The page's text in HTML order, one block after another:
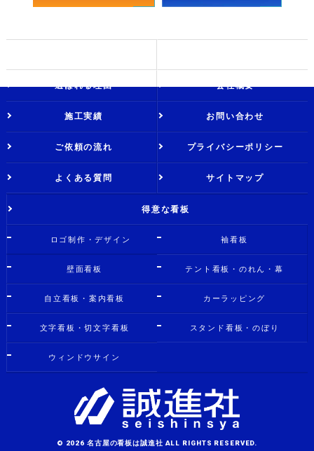
選ばれる理由 会社概要
施工実績 お問い合わせ
ご依頼の流れ プライバシーポリシー
よくある質問 サイトマップ
得意な看板
ロゴ制作・デザイン 袖看板
壁面看板 テント看板・のれん・幕
自立看板・案内看板 カーラッピング
文字看板・切文字看板 スタンド看板・のぼり
ウィンドウサイン
© 2026 名古屋の看板は誠進社 ALL RIGHTS RESERVED.